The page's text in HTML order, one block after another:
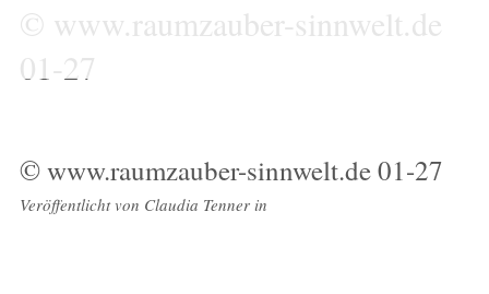
© www.raumzauber-sinnwelt.de
01-27
© www.raumzauber-sinnwelt.de 01-27
Veröffentlicht von Claudia Tennerin